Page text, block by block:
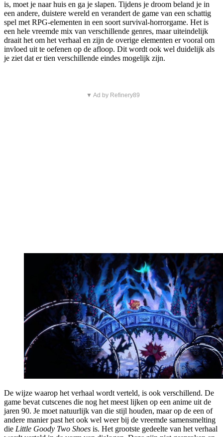
is, moet je naar huis en ga je slapen. Tijdens je droom beland je in
een andere, duistere wereld en verandert de game van een schattig
spel met RPG-elementen in een soort survival-horrorgame. Het is
een hele vreemde mix van verschillende genres, maar uiteindelijk
draait het om het verhaal en zijn de overige elementen er vooral om
invloed uit te oefenen op de afloop. Dit wordt ook wel duidelijk als
je ziet dat er tien verschillende eindes mogelijk zijn.
▼ Ad by Refinery89
De wijze waarop het verhaal wordt verteld, is ook verschillend. De
game bevat cutscenes die nog het meest lijken op een anime uit de
jaren 90. Je moet natuurlijk van die stijl houden, maar op de een of
andere manier past het ook wel weer bij de vreemde samensmelting
die Little Goody Two Shoes is. Het grootste gedeelte van het verhaal